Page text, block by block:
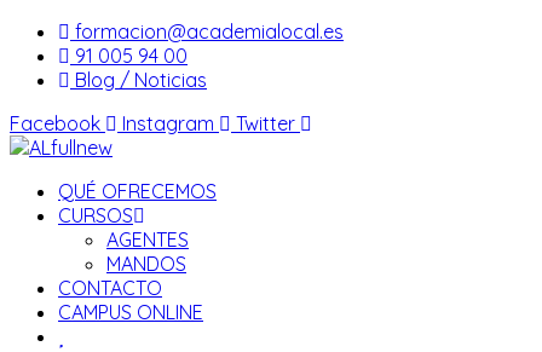
Saltar
contenido
formacion@academialocal.es
91 005 94 00
Blog / Noticias
Facebook
Instagram Twitter
QUÉ OFRECEMOS
CURSOS
AGENTES
MANDOS
CONTACTO
CAMPUS ONLINE